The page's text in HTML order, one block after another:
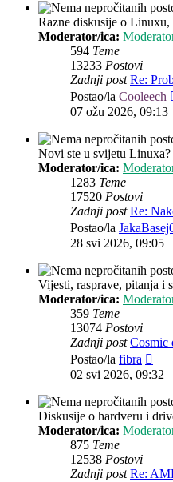
Razne diskusije o
Moderator/ica:
594 Teme
13233 Postovi
Zadnji post Re:
Postao/la Cooleech
07 ožu 2026, 09:13
Novi ste u svijetu
Moderator/ica:
1283 Teme
17520 Postovi
Zadnji post Re:
Postao/la
28 svi 2026, 09:05
Vijesti, rasprave, pitanja i
Moderator/ica:
359 Teme
13074 Postovi
Zadnji post Cosmic
Postao/la fibra
post
02 svi 2026, 09:32
Diskusije o hardveru i
Moderator/ica:
875 Teme
12538 Postovi
Zadnji post Re: